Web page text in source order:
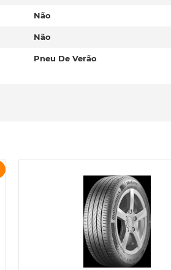
Não
Não
Pneu De Verão